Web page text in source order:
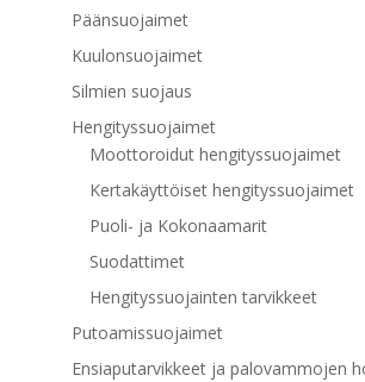
Päänsuojaimet
Kuulonsuojaimet
Silmien suojaus
Hengityssuojaimet
Moottoroidut hengityssuojaimet
Kertakäyttöiset hengityssuojaimet
Puoli- ja Kokonaamarit
Suodattimet
Hengityssuojainten tarvikkeet
Putoamissuojaimet
Ensiaputarvikkeet ja palovammojen